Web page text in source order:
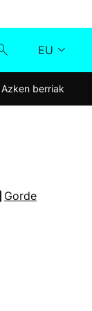
EU
Klisk
Azken berriak
Gorde